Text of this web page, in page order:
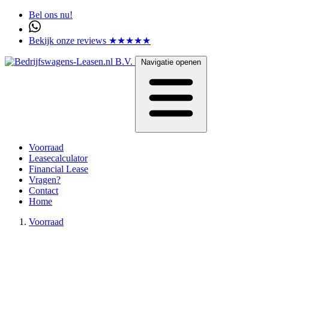
Bel ons nu!
Bekijk onze reviews ★★★★★
Navigatie openen
Voorraad
Leasecalculator
Financial Lease
Vragen?
Contact
Home
Voorraad